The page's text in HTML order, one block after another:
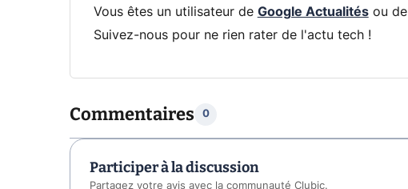
Vous êtes un utilisateur de Google Actualitésou de
Suivez-nous pour ne rien rater de l'actu tech !
Commentaires 0
Participer à la discussion
Partagez votre avis avec la communauté Clubic.